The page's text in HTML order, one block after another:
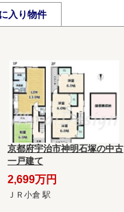
入り物件
京都府宇治市神明石塚の中古
一戸建て
2,699万円
ＪＲ小倉 駅